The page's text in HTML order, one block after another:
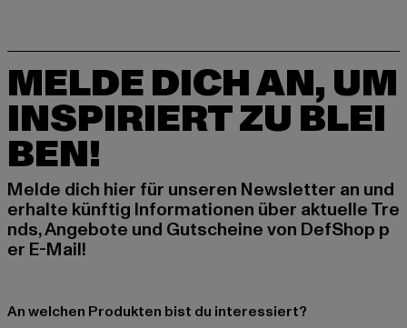
MELDE DICH AN, UM
INSPIRIERT ZU BLEI
BEN!
Melde dich hier für unseren Newsletter an und
erhalte künftig Informationen über aktuelle Tre
nds, Angebote und Gutscheine von DefShop p
er E-Mail!
An welchen Produkten bist du interessiert?